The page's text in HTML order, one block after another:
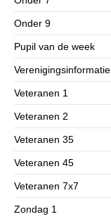
Onder 9
Pupil van de week
Verenigingsinformatie
Veteranen 1
Veteranen 2
Veteranen 35
Veteranen 45
Veteranen 7x7
Zondag 1